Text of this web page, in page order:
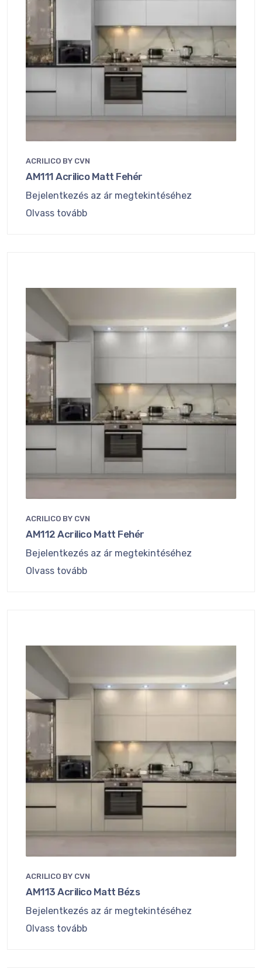
ACRILICO BY CVN
AM111 Acrilico Matt Fehér
Bejelentkezés az ár megtekintéséhez
Olvass tovább
ACRILICO BY CVN
AM112 Acrilico Matt Fehér
Bejelentkezés az ár megtekintéséhez
Olvass tovább
ACRILICO BY CVN
AM113 Acrilico Matt Bézs
Bejelentkezés az ár megtekintéséhez
Olvass tovább